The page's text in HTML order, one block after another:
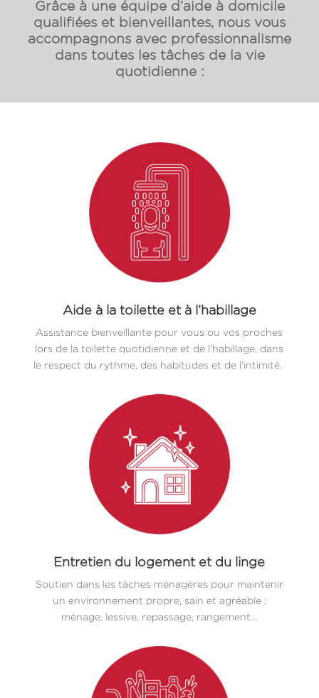
Grâce à une équipe d’aide à domicile
qualifiées et bienveillantes, nous vous
accompagnons avec professionnalisme
dans toutes les tâches de la vie
quotidienne :
Aide à la toilette et à l’habillage
Assistance bienveillante pour vous ou vos proches
lors de la toilette quotidienne et de l’habillage, dans
le respect du rythme, des habitudes et de l’intimité.
Entretien du logement et du linge
Soutien dans les tâches ménagères pour maintenir
un environnement propre, sain et agréable :
ménage, lessive, repassage, rangement…